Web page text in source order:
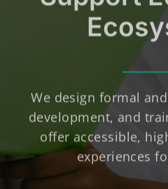
We design formal
development, and
offer accessible,
experiences